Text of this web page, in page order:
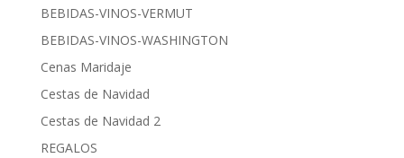
BEBIDAS-VINOS-VERMUT
BEBIDAS-VINOS-WASHINGTON
Cenas Maridaje
Cestas de Navidad
Cestas de Navidad 2
REGALOS